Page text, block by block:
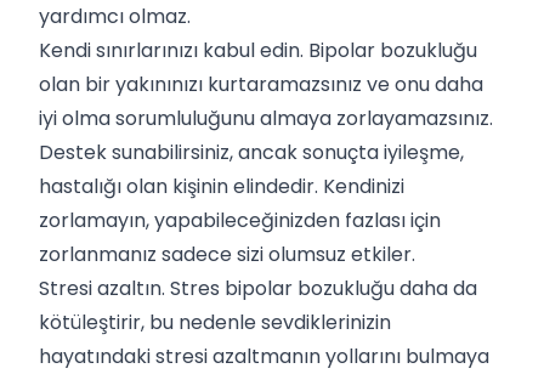
yardımcı olmaz.
Kendi sınırlarınızı kabul edin. Bipolar bozukluğu
olan bir yakınınızı kurtaramazsınız ve onu daha
iyi olma sorumluluğunu almaya zorlayamazsınız.
Destek sunabilirsiniz, ancak sonuçta iyileşme,
hastalığı olan kişinin elindedir. Kendinizi
zorlamayın, yapabileceğinizden fazlası için
zorlanmanız sadece sizi olumsuz etkiler.
Stresi azaltın. Stres bipolar bozukluğu daha da
kötüleştirir, bu nedenle sevdiklerinizin
hayatındaki stresi azaltmanın yollarını bulmaya